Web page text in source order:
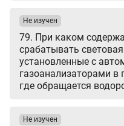
79. При каком
срабатывать
установленные с
газоанализаторами в
где обращается
Не изучен
Не изучен